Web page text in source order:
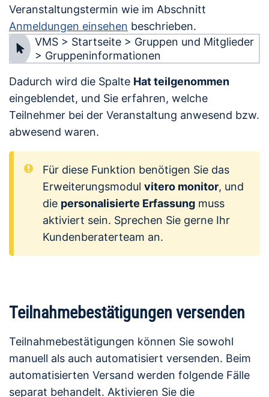
Veranstaltungstermin wie im Abschnitt
Anmeldungen einsehen beschrieben.
VMS > Startseite > Gruppen und Mitglieder
> Gruppeninformationen
Dadurch wird die Spalte Hat teilgenommen
eingeblendet, und Sie erfahren, welche
Teilnehmer bei der Veranstaltung anwesend bzw.
abwesend waren.
Für diese Funktion benötigen Sie das
Erweiterungsmodul vitero monitor, und
die personalisierte Erfassung muss
aktiviert sein. Sprechen Sie gerne Ihr
Kundenberaterteam an.
Teilnahmebestätigungen versenden
Teilnahmebestätigungen können Sie sowohl
manuell als auch automatisiert versenden. Beim
automatisierten Versand werden folgende Fälle
separat behandelt. Aktivieren Sie die